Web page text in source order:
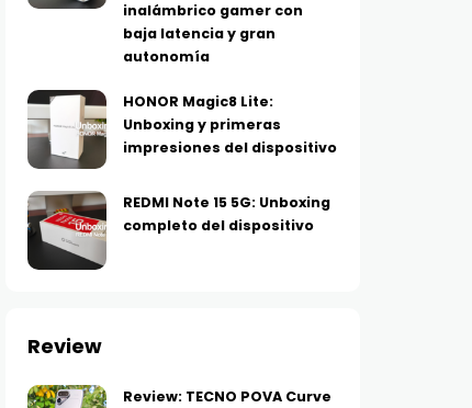
inalámbrico gamer con
baja latencia y gran
autonomía
HONOR Magic8 Lite:
Unboxing y primeras
impresiones del dispositivo
REDMI Note 15 5G: Unboxing
completo del dispositivo
Review
Review: TECNO POVA Curve